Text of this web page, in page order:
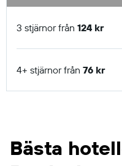
3 stjärnor från 124 kr
4+ stjärnor från 76 kr
Bästa